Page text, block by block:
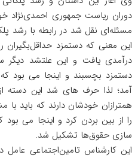
دوران ریاست جمهوری احمدی‌نژاد
مسئله‌ای نقل شد در رابطه با رشد
این معنی که دستمزد
درآمدی یافت و این علتشد
دستمزد بچسبند و اینجا می بود
آمد؛ لذا حرف های شد این دسته
همترازان خودشان دارند که باید
را از بین بردن کرد و اینجا می بود
سازی حقوق‌ها تشکیل شد.
این کارشناس تامین‌اجتماعی عامل